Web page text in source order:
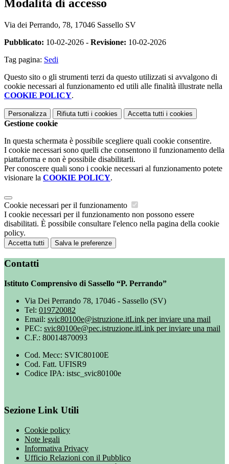
Modalità di accesso
Via dei Perrando, 78, 17046 Sassello SV
Pubblicato: 10-02-2026 - Revisione: 10-02-2026
Tag pagina: Sedi
Questo sito o gli strumenti terzi da questo utilizzati si avvalgono di
cookie necessari al funzionamento ed utili alle finalità illustrate nella
COOKIE POLICY.
Personalizza Rifiuta tutti i cookies Accetta tutti i cookies
Gestione cookie
In questa schermata è possibile scegliere quali cookie consentire.
I cookie necessari sono quelli che consentono il funzionamento della
piattaforma e non è possibile disabilitarli.
Per conoscere quali sono i cookie necessari al funzionamento potete
visionare la COOKIE POLICY.
Cookie necessari per il funzionamento
I cookie necessari per il funzionamento non possono essere
disabilitati. È possibile consultare l'elenco nella pagina della cookie
policy.
Accetta tutti Salva le preferenze
Contatti
Istituto Comprensivo di Sassello “P. Perrando”
Via Dei Perrando 78, 17046 - Sassello (SV)
Tel: 019720082
Email: svic80100e@istruzione.itLink per inviare una mail
PEC: svic80100e@pec.istruzione.itLink per inviare una mail
C.F.: 80014870093
Cod. Mecc: SVIC80100E
Cod. Fatt. UFISR9
Codice IPA: istsc_svic80100e
Sezione Link Utili
Cookie policy
Note legali
Informativa Privacy
Ufficio Relazioni con il Pubblico